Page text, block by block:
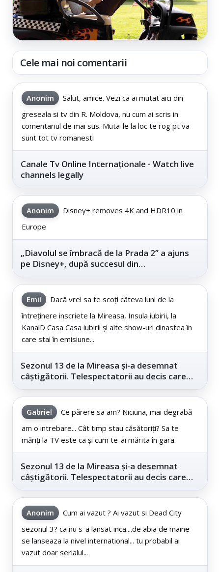
Cele mai noi comentarii
Anonim
Salut, amice. Vezi ca ai mutat aici din
greseala si tv din R. Moldova, nu cum ai scris in
comentariul de mai sus. Muta-le la loc te rog pt va
sunt tot tv romanesti
Canale Tv Online Internaționale - Watch live
channels legally
Anonim
Disney+ removes 4K and HDR10 in
Europe
„Diavolul se îmbracă de la Prada 2” a ajuns
pe Disney+, după succesul din
Emil
Dacă vrei sa te scoți câteva luni de la
întreținere inscriete la Mireasa, Insula iubirii, la
KanalD Casa Casa iubirii și alte show-uri dinastea în
care stai în emisiune...
Sezonul 13 de la Mireasa și-a desemnat
câștigătorii. Telespectatorii au decis care
Gabriel
Ce părere sa am? Niciuna, mai degrabă
am o intrebare... Cât timp stau căsătoriți? Sa te
măriți la TV este ca și cum te-ai mărita în gara.
Sezonul 13 de la Mireasa și-a desemnat
câștigătorii. Telespectatorii au decis care
Anonim
Cum ai vazut ? Ai vazut si Dead City
sezonul 3? ca nu s-a lansat inca....de abia de maine
se lanseaza la nivel international... tu probabil ai
vazut doar serialul...